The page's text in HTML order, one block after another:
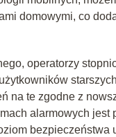
domowymi, co
operatorzy
na te zgodne z
alarmowych
bezpieczeństwa